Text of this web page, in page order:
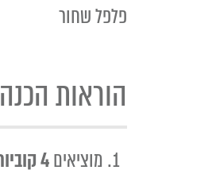
פלפל שחור
הוראות הכנה
מוציאים4 קוביות כוסברה דורות